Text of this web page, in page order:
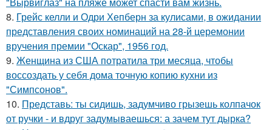
8. Грейс келли и Одри Хепберн за кулисами, в ожидании
представления своих номинаций на 28-й церемонии
вручения премии "Оскар", 1956 год.
9. Женщина из США потратила три месяца, чтобы
воссоздать у себя дома точную копию кухни из
"Симпсонов".
10. Представь: ты сидишь, задумчиво грызешь колпачок
от ручки - и вдруг задумываешься: а зачем тут дырка?